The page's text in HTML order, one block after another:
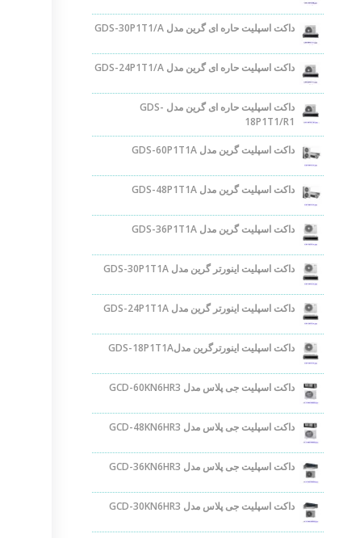
داکت اسپلیت حاره ای گرین مدل GDS-30P1T1/A
داکت اسپلیت حاره ای گرین مدل GDS-24P1T1/A
داکت اسپلیت حاره ای گرین مدل GDS-
18P1T1/R1
داکت اسپلیت گرین مدل GDS-60P1T1A
داکت اسپلیت گرین مدل GDS-48P1T1A
داکت اسپلیت گرین مدل GDS-36P1T1A
داکت اسپلیت اینورتر گرین مدل GDS-30P1T1A
داکت اسپلیت اینورتر گرین مدل GDS-24P1T1A
داکت اسپلیت اینورترگرین مدلGDS-18P1T1A
داکت اسپلیت جی پلاس مدل GCD-60KN6HR3
داکت اسپلیت جی پلاس مدل GCD-48KN6HR3
داکت اسپلیت جی پلاس مدل GCD-36KN6HR3
داکت اسپلیت جی پلاس مدل GCD-30KN6HR3